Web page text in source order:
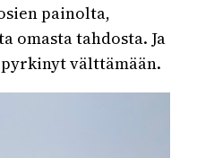
painolta,
omasta tahdosta. Ja
välttämään.